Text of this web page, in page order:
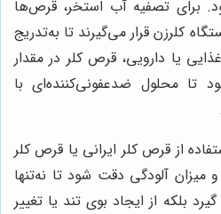
برای تصفیه آب استخر، قرص‌ها
کلرزن قرار می‌گیرند تا به‌تدریج
یا دارویی، قرص کلر در مقدار
محلول ضدعفونی‌کننده‌ای با
از قرص کلر ایرانی یا قرص کلر
آلودگی دقت شود تا نه‌تنها
بلکه از ایجاد بوی تند یا تغییر